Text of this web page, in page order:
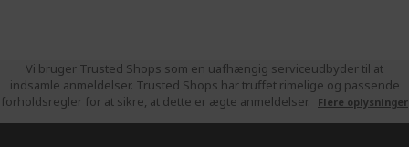
Vi bruger Trusted Shops som en uafhængig serviceudbyder til at
indsamle anmeldelser. Trusted Shops har truffet rimelige og passende
forholdsregler for at sikre, at dette er ægte anmeldelser.
Flere oplysninger